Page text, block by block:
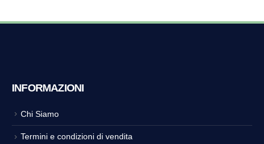
INFORMAZIONI
Chi Siamo
Termini e condizioni di vendita